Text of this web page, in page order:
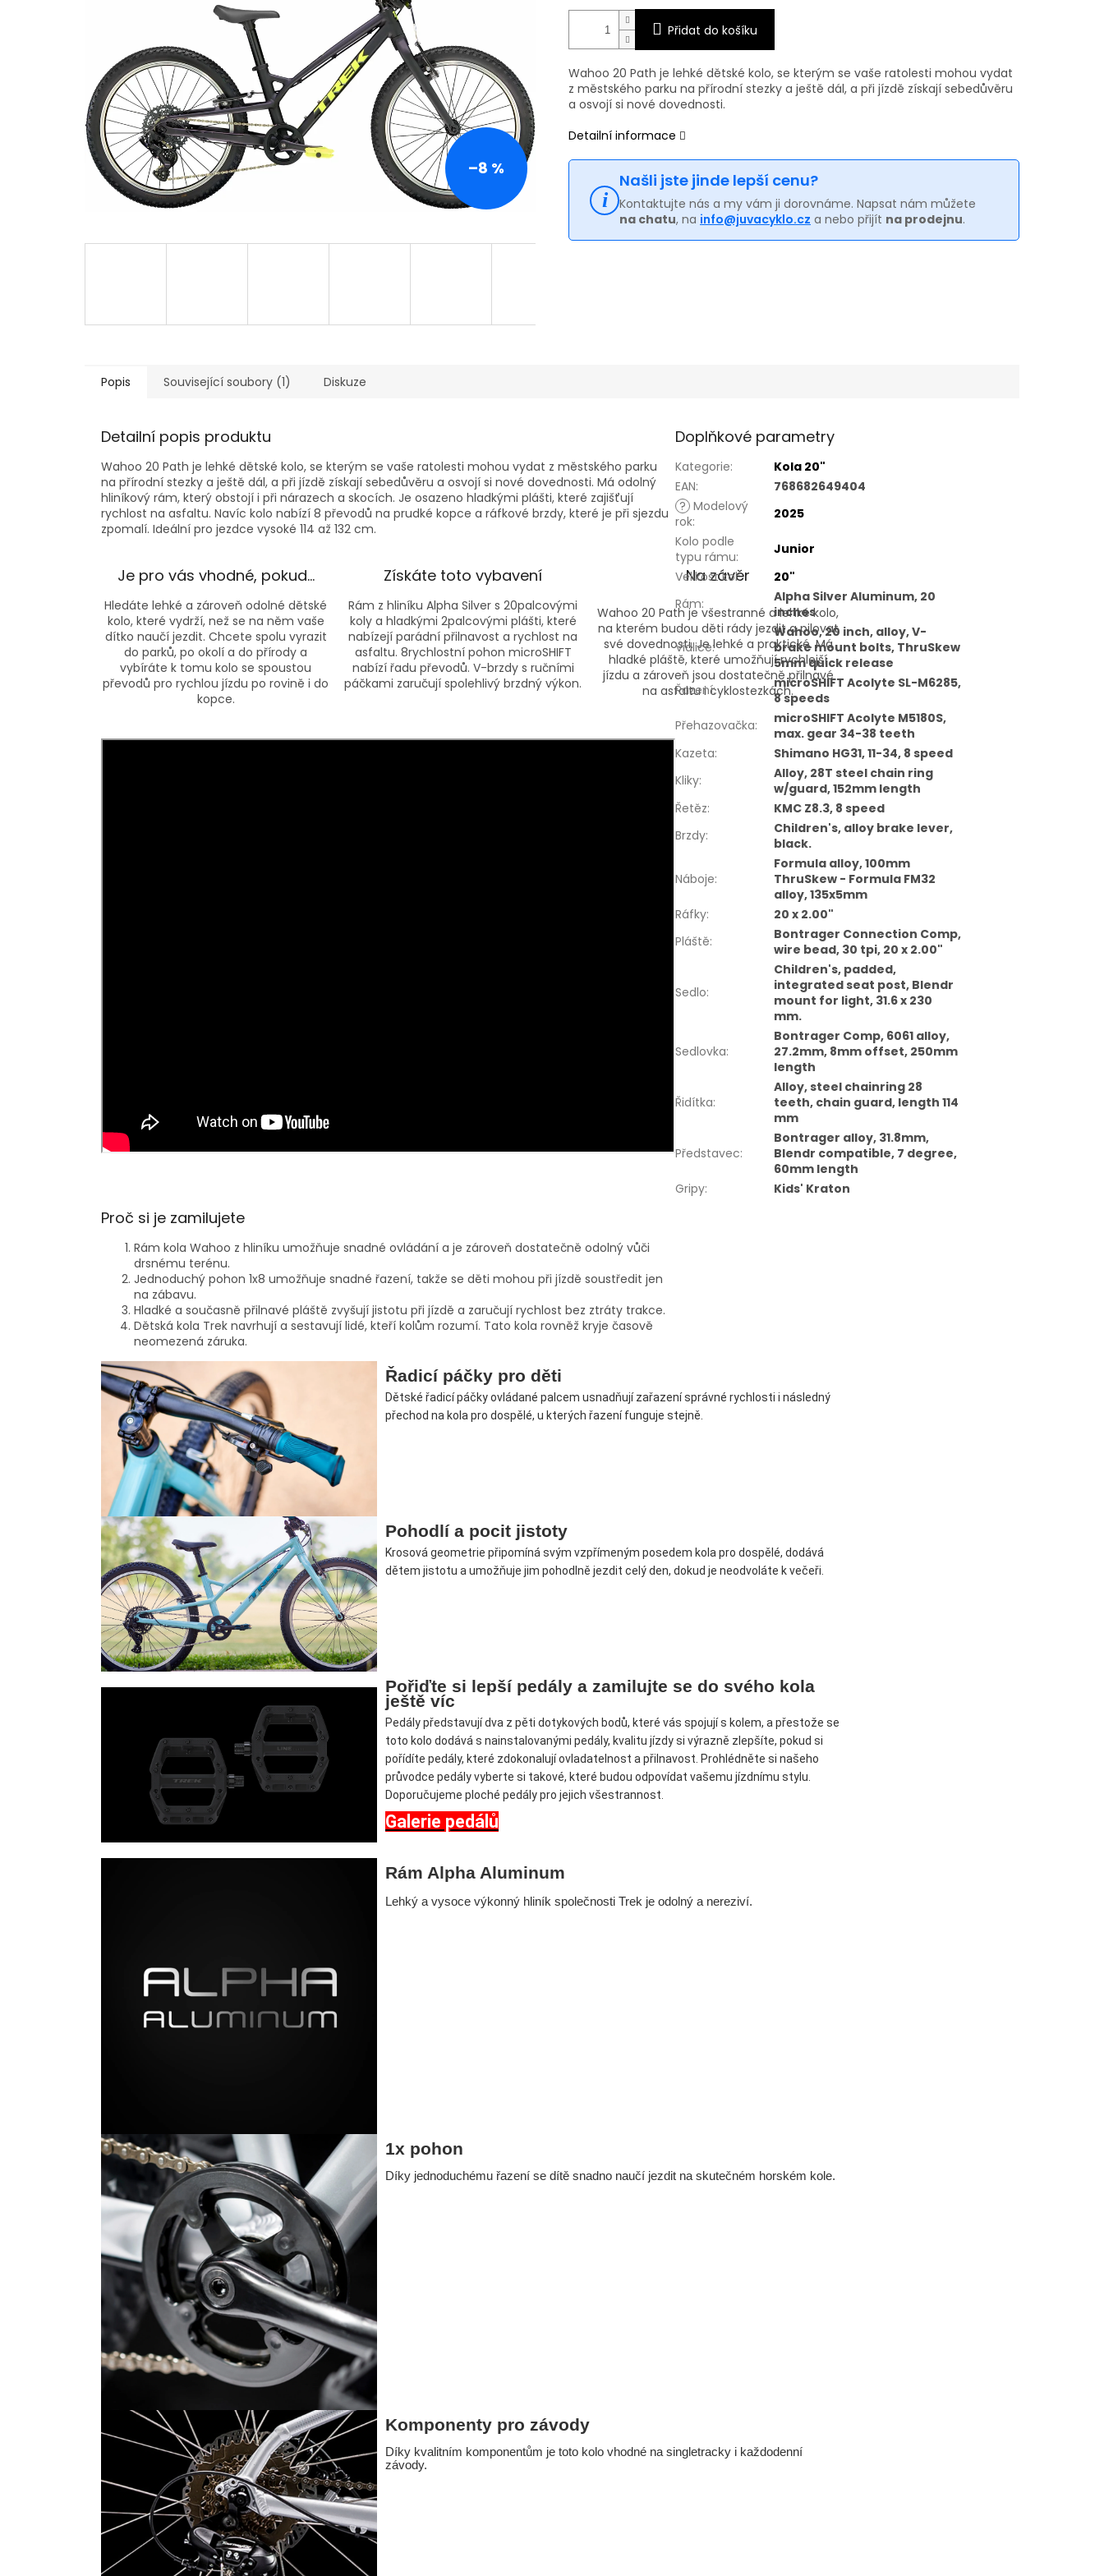
–8 %
Přidat do košíku
Wahoo 20 Path je lehké dětské kolo, se kterým se vaše ratolesti mohou vydat
z městského parku na přírodní stezky a ještě dál, a při jízdě získají sebedůvěru
a osvojí si nové dovednosti.
Detailní informace
Našli jste jinde lepší cenu?
Kontaktujte nás a my vám ji dorovnáme. Napsat nám můžete
na chatu, na info@juvacyklo.cz a nebo přijít na prodejnu.
Popis Související soubory (1) Diskuze
Detailní popis produktu
Wahoo 20 Path je lehké dětské kolo, se kterým se vaše ratolesti mohou vydat z městského parku
na přírodní stezky a ještě dál, a při jízdě získají sebedůvěru a osvojí si nové dovednosti. Má odolný
hliníkový rám, který obstojí i při nárazech a skocích. Je osazeno hladkými plášti, které zajišťují
rychlost na asfaltu. Navíc kolo nabízí 8 převodů na prudké kopce a ráfkové brzdy, které je při sjezdu
zpomalí. Ideální pro jezdce vysoké 114 až 132 cm.
Je pro vás vhodné, pokud… Získáte toto vybavení Na závěr
Hledáte lehké a zároveň odolné dětské
kolo, které vydrží, než se na něm vaše
dítko naučí jezdit. Chcete spolu vyrazit
do parků, po okolí a do přírody a
vybíráte k tomu kolo se spoustou
převodů pro rychlou jízdu po rovině i do
kopce.
Rám z hliníku Alpha Silver s 20palcovými
koly a hladkými 2palcovými plášti, které
nabízejí parádní přilnavost a rychlost na
asfaltu. 8rychlostní pohon microSHIFT
nabízí řadu převodů. V-brzdy s ručními
páčkami zaručují spolehlivý brzdný výkon.
Wahoo 20 Path je všestranné a lehké kolo,
na kterém budou děti rády jezdit a pilovat
své dovednosti. Je lehké a praktické. Má
hladké pláště, které umožňují rychlejší
jízdu a zároveň jsou dostatečně přilnavé
na asfaltu i cyklostezkách.
Proč si je zamilujete
Rám kola Wahoo z hliníku umožňuje snadné ovládání a je zároveň dostatečně odolný vůči
drsnému terénu.
Jednoduchý pohon 1x8 umožňuje snadné řazení, takže se děti mohou při jízdě soustředit jen
na zábavu.
Hladké a současně přilnavé pláště zvyšují jistotu při jízdě a zaručují rychlost bez ztráty trakce.
Dětská kola Trek navrhují a sestavují lidé, kteří kolům rozumí. Tato kola rovněž kryje časově
neomezená záruka.
Řadicí páčky pro děti
Dětské řadicí páčky ovládané palcem usnadňují zařazení správné rychlosti i následný
přechod na kola pro dospělé, u kterých řazení funguje stejně.
Pohodlí a pocit jistoty
Krosová geometrie připomíná svým vzpřímeným posedem kola pro dospělé, dodává
dětem jistotu a umožňuje jim pohodlně jezdit celý den, dokud je neodvoláte k večeři.
Pořiďte si lepší pedály a zamilujte se do svého kola
ještě víc
Pedály představují dva z pěti dotykových bodů, které vás spojují s kolem, a přestože se
toto kolo dodává s nainstalovanými pedály, kvalitu jízdy si výrazně zlepšíte, pokud si
pořídíte pedály, které zdokonalují ovladatelnost a přilnavost. Prohlédněte si našeho
průvodce pedály vyberte si takové, které budou odpovídat vašemu jízdnímu stylu.
Doporučujeme ploché pedály pro jejich všestrannost.
Galerie pedálů
Rám Alpha Aluminum
Lehký a vysoce výkonný hliník společnosti Trek je odolný a nereziví.
1x pohon
Díky jednoduchému řazení se dítě snadno naučí jezdit na skutečném horském kole.
Komponenty pro závody
Díky kvalitním komponentům je toto kolo vhodné na singletracky i každodenní
závody.
Doplňkové parametry
Kategorie:
Kola 20"
EAN:
768682649404
? Modelový
rok:
2025
Kolo podle
typu rámu:
Junior
Velikost kol:
20"
Rám:
Alpha Silver Aluminum, 20
inches
Vidlice:
Wahoo, 20 inch, alloy, V-
brake mount bolts, ThruSkew
5mm quick release
Řazení:
microSHIFT Acolyte SL-M6285,
8 speeds
Přehazovačka:
microSHIFT Acolyte M5180S,
max. gear 34-38 teeth
Kazeta:
Shimano HG31, 11-34, 8 speed
Kliky:
Alloy, 28T steel chain ring
w/guard, 152mm length
Řetěz:
KMC Z8.3, 8 speed
Brzdy:
Children's, alloy brake lever,
black.
Náboje:
Formula alloy, 100mm
ThruSkew - Formula FM32
alloy, 135x5mm
Ráfky:
20 x 2.00"
Pláště:
Bontrager Connection Comp,
wire bead, 30 tpi, 20 x 2.00"
Sedlo:
Children's, padded,
integrated seat post, Blendr
mount for light, 31.6 x 230
mm.
Sedlovka:
Bontrager Comp, 6061 alloy,
27.2mm, 8mm offset, 250mm
length
Řidítka:
Alloy, steel chainring 28
teeth, chain guard, length 114
mm
Představec:
Bontrager alloy, 31.8mm,
Blendr compatible, 7 degree,
60mm length
Gripy: Kids' Kraton